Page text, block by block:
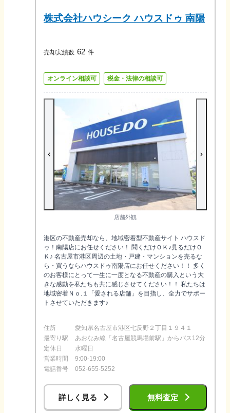
株式会社ハウシーク ハウスドゥ 南陽
売却実績数 62 件
オンライン相談可 税金・法律の相談可
店舗外観
港区の不動産売却なら、地域密着型不動産サイト ハウスド
ゥ！南陽店にお任せください！ 聞くだけＯＫ♪見るだけＯ
Ｋ♪ 名古屋市港区周辺の土地・戸建・マンションを売るな
ら・買うならハウスドゥ南陽店にお任せください！！ 多く
のお客様にとって一生に一度となる不動産の購入という大
きな感動を私たちも共に感じさせてください！！ 私たちは
地域密着Ｎｏ.１「愛される店舗」を目指し、全力でサポー
トさせていただきます♪
住所
愛知県名古屋市港区七反野２丁目１９４１
最寄り駅
あおなみ線「名古屋競馬場前駅」からバス12分
定休日
水曜日
営業時間
9:00-19:00
電話番号
052-655-5252
詳しく見る 無料査定